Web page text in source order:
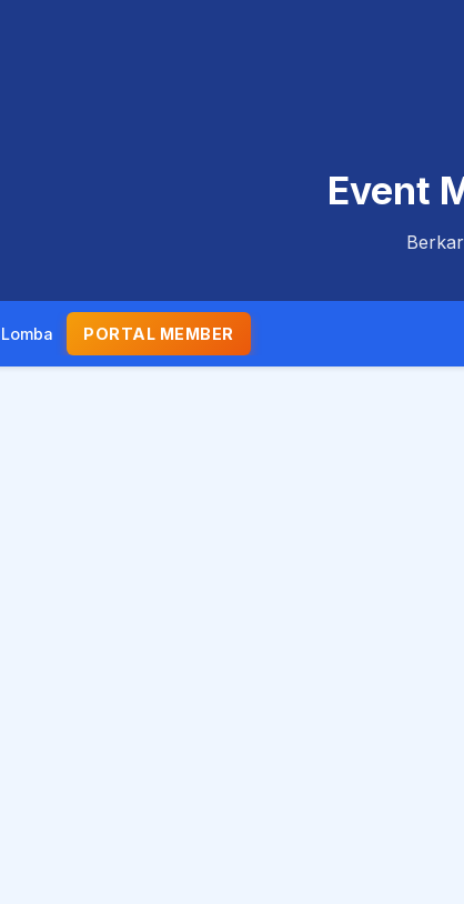
Event
Lomba PORTAL MEMBER